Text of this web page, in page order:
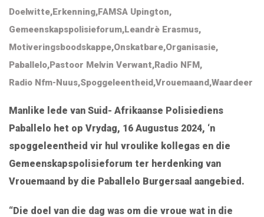
Doelwitte,Erkenning,FAMSA Upington,
Gemeenskapspolisieforum,Leandrè Erasmus,
Motiveringsboodskappe,Onskatbare,Organisasie,
Paballelo,Pastoor Melvin Verwant,Radio NFM,
Radio Nfm-Nuus,Spoggeleentheid,Vrouemaand,Waardeer
Manlike lede van Suid- Afrikaanse Polisiediens
Paballelo het op Vrydag, 16 Augustus 2024, ‘n
spoggeleentheid vir hul vroulike kollegas en die
Gemeenskapspolisieforum ter herdenking van
Vrouemaand by die Paballelo Burgersaal aangebied.
“Die doel van die dag was om die vroue wat in die